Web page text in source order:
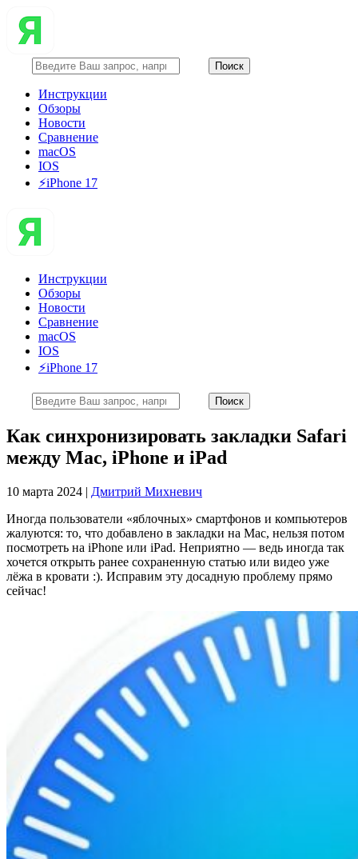
Инструкции
Обзоры
Новости
Сравнение
macOS
IOS
⚡️iPhone 17
Инструкции
Обзоры
Новости
Сравнение
macOS
IOS
⚡️iPhone 17
Как синхронизировать закладки Safari
между Mac, iPhone и iPad
10 марта 2024 | Дмитрий Михневич
Иногда пользователи «яблочных» смартфонов и компьютеров
жалуются: то, что добавлено в закладки на Mac, нельзя потом
посмотреть на iPhone или iPad. Неприятно — ведь иногда так
хочется открыть ранее сохраненную статью или видео уже
лёжа в кровати :). Исправим эту досадную проблему прямо
сейчас!